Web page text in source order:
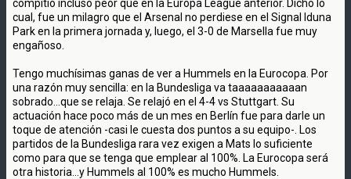
compitió incluso peor que en la Europa League anterior. Dicho lo
cual, fue un milagro que el Arsenal no perdiese en el Signal Iduna
Park en la primera jornada y, luego, el 3-0 de Marsella fue muy
engañoso.
Tengo muchísimas ganas de ver a Hummels en la Eurocopa. Por
una razón muy sencilla: en la Bundesliga va taaaaaaaaaaan
sobrado...que se relaja. Se relajó en el 4-4 vs Stuttgart. Su
actuación hace poco más de un mes en Berlín fue para darle un
toque de atención -casi le cuesta dos puntos a su equipo-. Los
partidos de la Bundesliga rara vez exigen a Mats lo suficiente
como para que se tenga que emplear al 100%. La Eurocopa será
otra historia...y Hummels al 100% es mucho Hummels.